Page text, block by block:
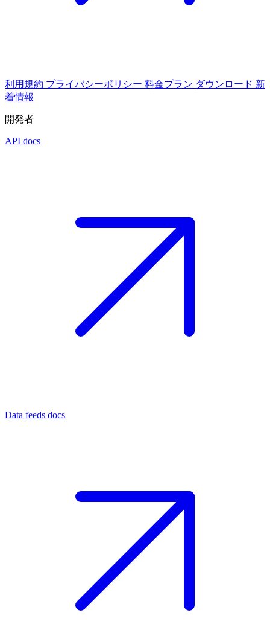
利用規約 プライバシーポリシー 料金プラン ダウンロード 新
着情報
開発者
API docs
Data feeds docs